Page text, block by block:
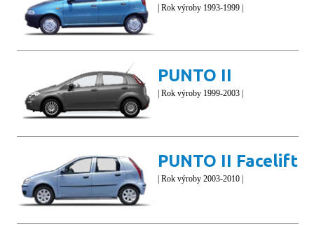
| Rok výroby 1993-1999 |
PUNTO II
| Rok výroby 1999-2003 |
PUNTO II Facelift
| Rok výroby 2003-2010 |